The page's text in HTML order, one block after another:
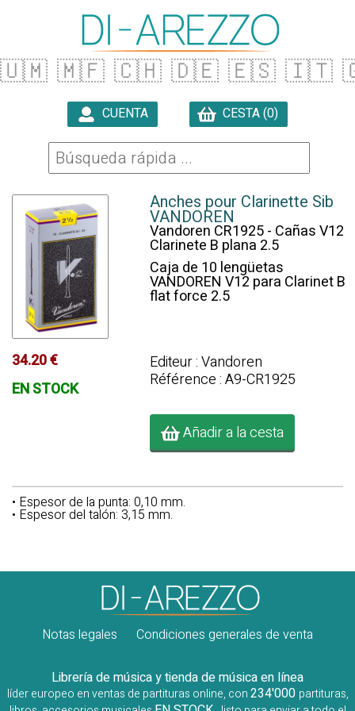
🇺🇲 🇲🇫 🇨🇭 🇩🇪 🇪🇸 🇮🇹
CUENTA CESTA (0)
34.20 €
EN STOCK
Anches pour Clarinette Sib
VANDOREN
Vandoren CR1925 - Cañas V12
Clarinete B plana 2.5
Caja de 10 lengüetas
VANDOREN V12 para Clarinet B
flat force 2.5
Editeur : Vandoren
Référence : A9-CR1925
Añadir a la cesta
• Espesor de la punta: 0,10 mm.
• Espesor del talón: 3,15 mm.
Notas legales Condiciones generales de venta
Librería de música y tienda de música en línea
líder europeo en ventas de partituras online, con234'000 partituras,